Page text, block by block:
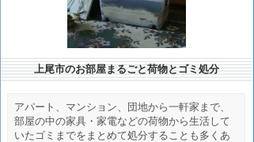
上尾市のお部屋まるごと荷物とゴミ処分
アパート、マンション、団地から一軒家まで、
部屋の中の家具・家電などの荷物から生活して
いたゴミまでをまとめて処分することも多くあ